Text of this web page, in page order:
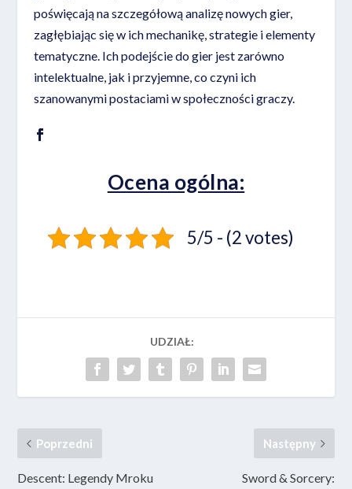
poświęcają na szczegółową analizę nowych gier,
zagłębiając się w ich mechanikę, strategie i elementy
tematyczne. Ich podejście do gier jest zarówno
intelektualne, jak i przyjemne, co czyni ich
szanowanymi postaciami w społeczności graczy.
Ocena ogólna:
5/5 - (2 votes)
UDZIAŁ:
Poprzedni
Descent: Legendy Mroku
Następny
Sword & Sorcery: